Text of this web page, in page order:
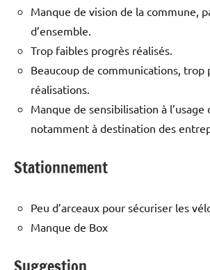
Manque de vision de la commune,
d’ensemble.
Trop faibles progrès réalisés.
Beaucoup de communications, trop
réalisations.
Manque de sensibilisation à l’usage
notamment à destination des
Stationnement
Peu d’arceaux pour sécuriser les
Manque de Box